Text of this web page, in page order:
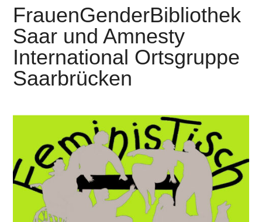
FrauenGenderBibliothek
Saar und Amnesty
International Ortsgruppe
Saarbrücken